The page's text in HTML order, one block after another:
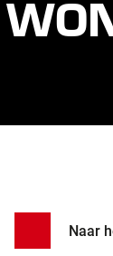
Naar